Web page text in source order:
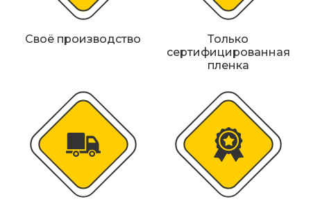
Своё производство
Только
сертифицированная
пленка